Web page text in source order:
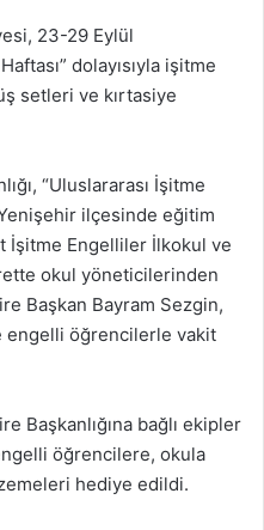
23-29 Eylül
dolayısıyla işitme
setleri ve kırtasiye
“Uluslararası İşitme
ilçesinde eğitim
Engelliler İlkokul ve
okul yöneticilerinden
Başkan Bayram Sezgin,
engelli öğrencilerle vakit
Başkanlığına bağlı ekipler
öğrencilere, okula
hediye edildi.